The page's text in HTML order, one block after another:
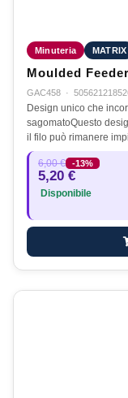
Minuteria MATRIX
Moulded
GAC458 ·
Design unico che
sagomatoQuesto
il filo può rimanere
6,00 € -13%
5,20 €
Disponibile